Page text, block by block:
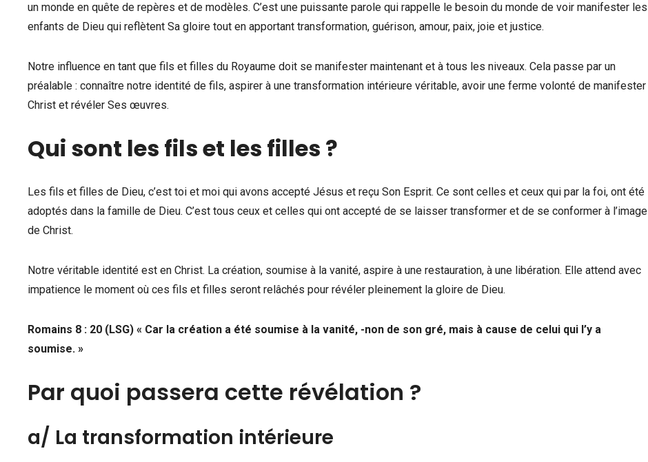
un monde en quête de repères et de modèles. C’est une puissante parole qui rappelle le besoin du monde de voir manifester les
enfants de Dieu qui reflètent Sa gloire tout en apportant transformation, guérison, amour, paix, joie et justice.
Notre influence en tant que fils et filles du Royaume doit se manifester maintenant et à tous les niveaux. Cela passe par un
préalable : connaître notre identité de fils, aspirer à une transformation intérieure véritable, avoir une ferme volonté de manifester
Christ et révéler Ses œuvres.
Qui sont les fils et les filles ?
Les fils et filles de Dieu, c’est toi et moi qui avons accepté Jésus et reçu Son Esprit. Ce sont celles et ceux qui par la foi, ont été
adoptés dans la famille de Dieu. C’est tous ceux et celles qui ont accepté de se laisser transformer et de se conformer à l’image
de Christ.
Notre véritable identité est en Christ. La création, soumise à la vanité, aspire à une restauration, à une libération. Elle attend avec
impatience le moment où ces fils et filles seront relâchés pour révéler pleinement la gloire de Dieu.
Romains 8 : 20 (LSG) « Car la création a été soumise à la vanité, -non de son gré, mais à cause de celui qui l’y a
soumise. »
Par quoi passera cette révélation ?
a/ La transformation intérieure